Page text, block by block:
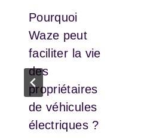
Pourquoi
Waze peut
faciliter la vie
des
propriétaires
de véhicules
électriques ?